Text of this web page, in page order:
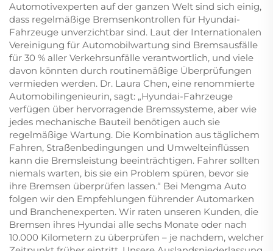
Automotivexperten auf der ganzen Welt sind sich einig,
dass regelmäßige Bremsenkontrollen für Hyundai-
Fahrzeuge unverzichtbar sind. Laut der Internationalen
Vereinigung für Automobilwartung sind Bremsausfälle
für 30 % aller Verkehrsunfälle verantwortlich, und viele
davon könnten durch routinemäßige Überprüfungen
vermieden werden. Dr. Laura Chen, eine renommierte
Automobilingenieurin, sagt: „Hyundai-Fahrzeuge
verfügen über hervorragende Bremssysteme, aber wie
jedes mechanische Bauteil benötigen auch sie
regelmäßige Wartung. Die Kombination aus täglichem
Fahren, Straßenbedingungen und Umwelteinflüssen
kann die Bremsleistung beeinträchtigen. Fahrer sollten
niemals warten, bis sie ein Problem spüren, bevor sie
ihre Bremsen überprüfen lassen.“ Bei Mengma Auto
folgen wir den Empfehlungen führender Automarken
und Branchenexperten. Wir raten unseren Kunden, die
Bremsen ihres Hyundai alle sechs Monate oder nach
10.000 Kilometern zu überprüfen – je nachdem, welcher